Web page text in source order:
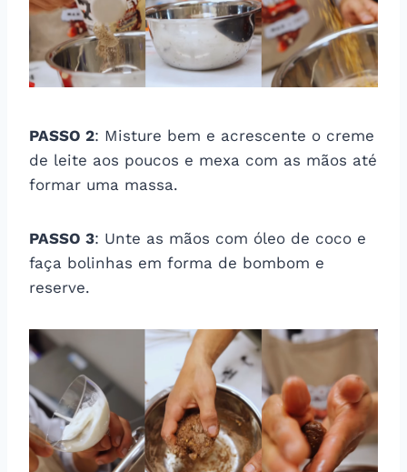
PASSO 2: Misture bem e acrescente o creme
de leite aos poucos e mexa com as mãos até
formar uma massa.
PASSO 3: Unte as mãos com óleo de coco e
faça bolinhas em forma de bombom e
reserve.